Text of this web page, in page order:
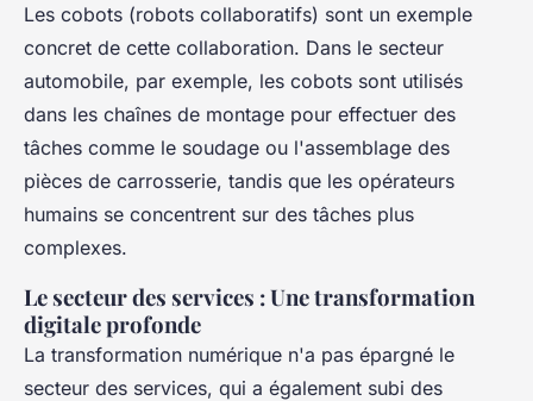
Les cobots (robots collaboratifs) sont un exemple
concret de cette collaboration. Dans le secteur
automobile, par exemple, les cobots sont utilisés
dans les chaînes de montage pour effectuer des
tâches comme le soudage ou l'assemblage des
pièces de carrosserie, tandis que les opérateurs
humains se concentrent sur des tâches plus
complexes.
Le secteur des services : Une transformation
digitale profonde
La transformation numérique n'a pas épargné le
secteur des services, qui a également subi des